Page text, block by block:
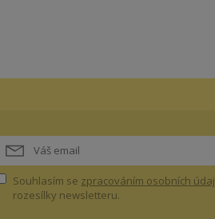
Souhlasím se zpracováním osobních
rozesílky newsletteru.